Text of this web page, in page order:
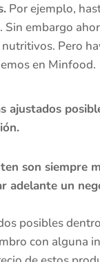
Por ejemplo,
embargo
Pero
en Minfood.
ajustados
son siempre
adelante un
posibles
con alguna